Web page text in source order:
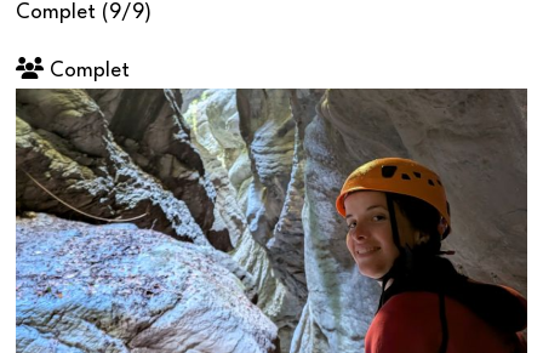
Complet (9/9)
Complet